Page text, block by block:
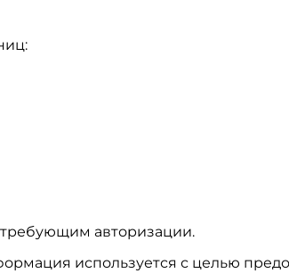
требующим авторизации.
используется с целью